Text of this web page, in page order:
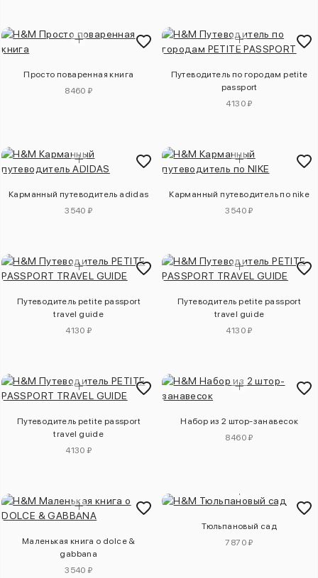
Просто поваренная книга
8460 ₽
Путеводитель по городам petite
passport
4130 ₽
Карманный путеводитель adidas
3540 ₽
Карманный путеводитель по nike
3540 ₽
Путеводитель petite passport
travel guide
4130 ₽
Путеводитель petite passport
travel guide
4130 ₽
Путеводитель petite passport
travel guide
4130 ₽
Набор из 2 штор-занавесок
8460 ₽
Маленькая книга о dolce &
gabbana
3540 ₽
Тюльпановый сад
7870 ₽